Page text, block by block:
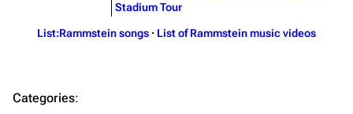
Merchandise
Stadium Tour
List:Rammstein songs · List of Rammstein music videos
Categories: